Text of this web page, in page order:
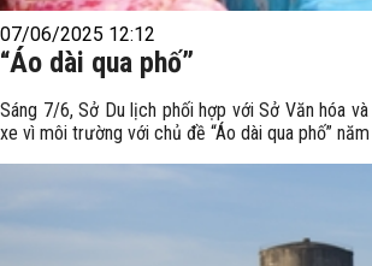
07/06/2025 12:12
“Áo dài qua phố”
Sáng 7/6, Sở Du lịch phối hợp với Sở Văn hóa
xe vì môi trường với chủ đề “Áo dài qua phố”